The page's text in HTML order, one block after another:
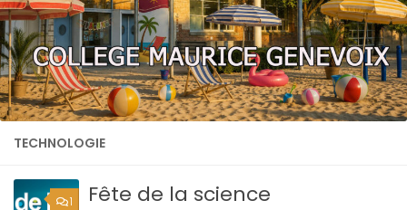
TECHNOLOGIE
1 Fête de la science